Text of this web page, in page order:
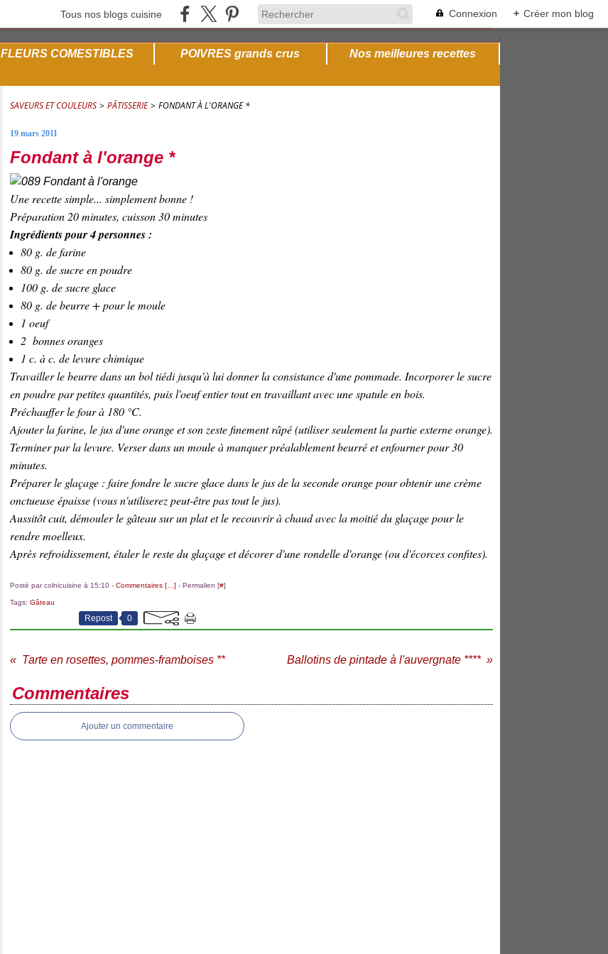
Tous nos blogs cuisine Connexion + Créer mon blog
FLEURS COMESTIBLES POIVRES grands crus
Nos meilleures recettes
SAVEURS ET COULEURS > PÂTISSERIE > FONDANT À L'ORANGE *
19 mars 2011
Fondant à l'orange *
Une recette simple... simplement bonne !
Préparation 20 minutes, cuisson 30 minutes
Ingrédients pour 4 personnes :
80 g. de farine
80 g. de sucre en poudre
100 g. de sucre glace
80 g. de beurre + pour le moule
1 oeuf
2 bonnes oranges
1 c. à c. de levure chimique
Travailler le beurre dans un bol tiédi jusqu'à lui donner la consistance d'une pommade. Incorporer le sucre
en poudre par petites quantités, puis l'oeuf entier tout en travaillant avec une spatule en bois.
Préchauffer le four à 180 °C.
Ajouter la farine, le jus d'une orange et son zeste finement râpé (utiliser seulement la partie externe orange).
Terminer par la levure. Verser dans un moule à manquer préalablement beurré et enfourner pour 30
minutes.
Préparer le glaçage : faire fondre le sucre glace dans le jus de la seconde orange pour obtenir une crème
onctueuse épaisse (vous n'utiliserez peut-être pas tout le jus).
Aussitôt cuit, démouler le gâteau sur un plat et le recouvrir à chaud avec la moitié du glaçage pour le
rendre moelleux.
Après refroidissement, étaler le reste du glaçage et décorer d'une rondelle d'orange (ou d'écorces confites).
Posté par colnicuisine à 15:10 - Commentaires [ ] - Permalien [#]
Tags: Gâteau
Repost 0
Tarte en rosettes, pommes-framboises ** Ballotins de pintade à l'auvergnate ****
Commentaires
Ajouter un commentaire